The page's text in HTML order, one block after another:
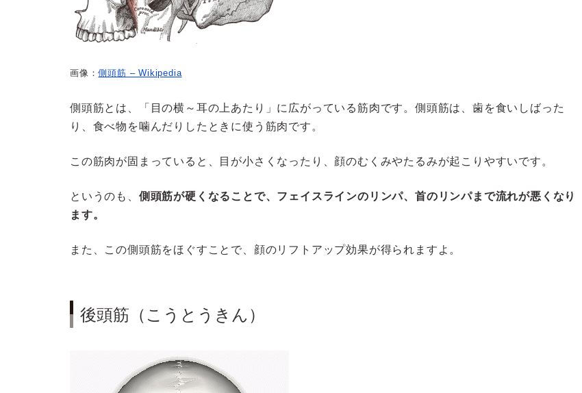
画像：側頭筋 – Wikipedia
側頭筋とは、「目の横～耳の上あたり」に広がっている筋肉です。側頭筋は、歯を食いしばった
り、食べ物を噛んだりしたときに使う筋肉です。
この筋肉が固まっていると、目が小さくなったり、顔のむくみやたるみが起こりやすいです。
というのも、 側頭筋が硬くなることで、フェイスラインのリンパ、首のリンパまで流れが悪くなり
ます。
また、この側頭筋をほぐすことで、顔のリフトアップ効果が得られますよ。
後頭筋（こうとうきん）